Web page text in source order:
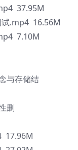
37.95M
.mp4 16.56M
7.10M
与存储结
删